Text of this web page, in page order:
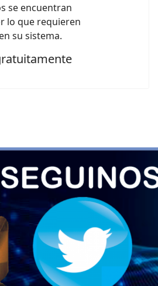
se encuentran
lo que requieren
su sistema.